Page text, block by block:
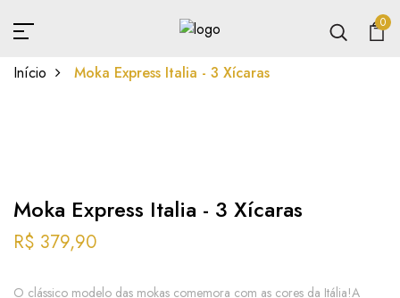
0
Início Moka Express Italia - 3 Xícaras
Moka Express Italia - 3 Xícaras
R$ 379,90
O clássico modelo das mokas comemora com as cores da Itália!A